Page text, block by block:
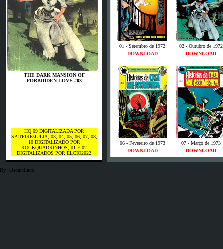
THE DARK MANSION OF
FORBIDDEN LOVE #03
HQ 09 DIGITALIZADA POR
SPITFIRE/JULIA, 03, 04, 05, 06, 07, 08,
10 DIGITALIZADO POR
ROCKQUADRINHOS, 01 E 02
DIGITALIZADOS POR ELCIO2022
01 - Setembro de 1972
02 - Outubro de 1972
DOWNLOAD
DOWNLOAD
06 - Fevereiro de 1973
07 - Março de 1973
DOWNLOAD
DOWNLOAD
By: Oscardiaco